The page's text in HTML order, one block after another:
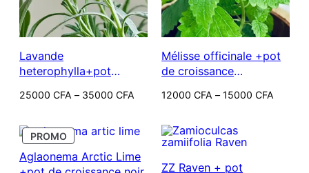
Lavande
heterophylla+pot
25000 CFA – 35000 CFA
Plage
25000 CFA
à
35000 CFA
Mélisse officinale +pot
de croissance
12000CFA – 15000CFA
Plage
12000 CFA
à
15000 CFA
PROMOPRODUIT
EN
PROMOTION
Aglaonema Arctic Lime
ZZ Raven + pot